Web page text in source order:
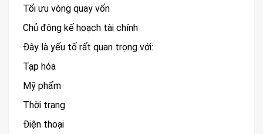
Tối ưu vòng quay vốn
Chủ động kế hoạch tài chính
Đây là yếu tố rất quan trọng với:
Tạp hóa
Mỹ phẩm
Thời trang
Điện thoại